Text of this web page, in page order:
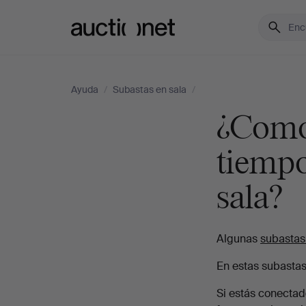
Ayuda / Subastas en sala /
sala?
Algunas
En estas
Si estás